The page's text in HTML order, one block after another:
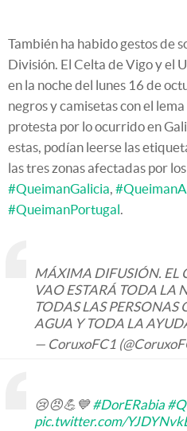
También ha habido gestos de
División. El Celta de Vigo y el
en la noche del lunes 16 de
negros y camisetas con el
protesta por lo ocurrido en
estas, podían leerse las
las tres zonas afectadas por
#QueimanGalicia
#QueimanPortugal
MÁXIMA DIFUSIÓN. EL
VAO ESTARÁ TODA LA
TODAS LAS PERSONAS
AGUA Y TODA LA
— CoruxoFC1
😢😠💪💙#DorERabia
pic.twitter.com/